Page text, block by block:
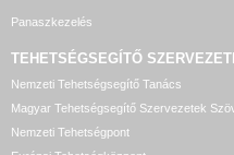
Panaszkezelés
TEHETSÉGSEGÍTŐ
Nemzeti Tehetségsegítő Tanács
Magyar Tehetségsegítő Szervezetek
Nemzeti Tehetségpont